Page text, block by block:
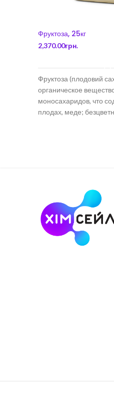
Фруктоза, 25кг
2,370.00грн.
Фруктоза (плодовий
органическое
моносахаридов, что
плодах, меде;